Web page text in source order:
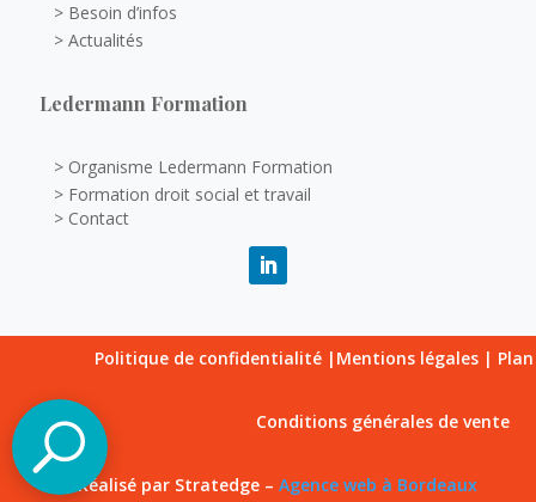
> Besoin d’infos
> Actualités
Ledermann Formation
> Organisme Ledermann Formation
> Formation droit social et travail
> Contact
Politique de confidentialité | Mentions légales |
Conditions générales de vente
© Réalisé par Stratedge – Agence web à Bordeaux